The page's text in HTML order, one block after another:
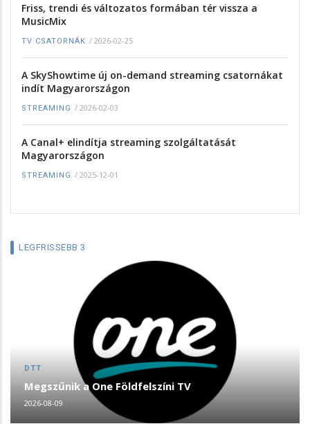
Friss, trendi és változatos formában tér vissza a
MusicMix
TV CSATORNÁK / 2026-02-25
A SkyShowtime új on-demand streaming csatornákat
indít Magyarországon
STREAMING / 2026-02-03
A Canal+ elindítja streaming szolgáltatását
Magyarországon
STREAMING / 2025-12-01
LEGFRISSEBB 3
DTT
Megszűnik a One Földfelszíni TV
2026-08-09